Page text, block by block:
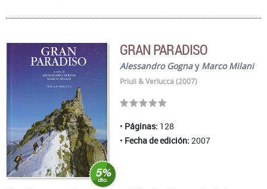
GRAN PARADISO
Alessandro Gognay Marco Milani
Priuli & Verlucca (2007)
Páginas: 128
Fecha de edición: 2007